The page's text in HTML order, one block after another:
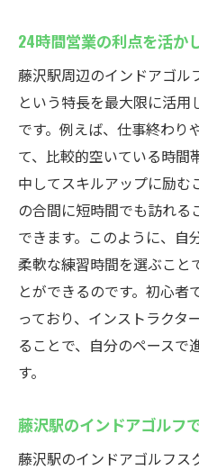
24時間営業の利点を活か
藤沢駅周辺のインドアゴル
という特長を最大限に活
です。例えば、仕事終わり
て、比較的空いている時間
中してスキルアップに励む
の合間に短時間でも訪れる
できます。このように、自
柔軟な練習時間を選ぶこと
とができるのです。初心
っており、インストラクタ
ることで、自分のペースで
す。
藤沢駅のインドアゴルフ
藤沢駅のインドアゴルフス